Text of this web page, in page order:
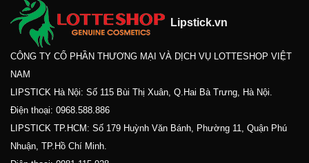
Lipstick.vn
CÔNG TY CỔ PHẦN THƯƠNG MẠI VÀ DỊCH VỤ LOTTESHOP VIỆT
NAM
LIPSTICK Hà Nội: Số 115 Bùi Thị Xuân, Q.Hai Bà Trưng, Hà Nội.
Điện thoại: 0968.588.886
LIPSTICK TP.HCM: Số 179 Huỳnh Văn Bánh, Phường 11, Quận Phú
Nhuận, TP.Hồ Chí Minh.